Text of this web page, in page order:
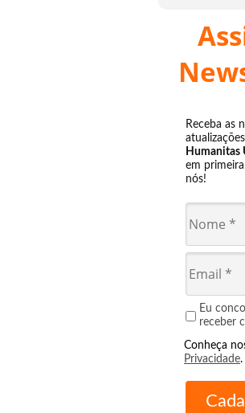
Receba as
Humanitas
em
nós!
Eu
receber
Conheça
Privacidade.